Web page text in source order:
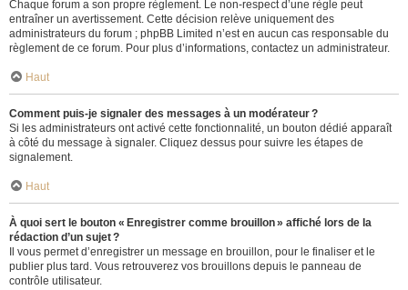
Chaque forum a son propre règlement. Le non-respect d’une règle peut
entraîner un avertissement. Cette décision relève uniquement des
administrateurs du forum ; phpBB Limited n’est en aucun cas responsable du
règlement de ce forum. Pour plus d’informations, contactez un administrateur.
Haut
Comment puis-je signaler des messages à un modérateur ?
Si les administrateurs ont activé cette fonctionnalité, un bouton dédié apparaît
à côté du message à signaler. Cliquez dessus pour suivre les étapes de
signalement.
Haut
À quoi sert le bouton « Enregistrer comme brouillon » affiché lors de la
rédaction d’un sujet ?
Il vous permet d’enregistrer un message en brouillon, pour le finaliser et le
publier plus tard. Vous retrouverez vos brouillons depuis le panneau de
contrôle utilisateur.